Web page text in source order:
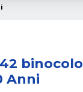
binocolo
Anni